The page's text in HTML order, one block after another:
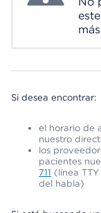
Si desea encontrar:
el horario de
nuestro
los
pacientes
711 (línea
del habla)